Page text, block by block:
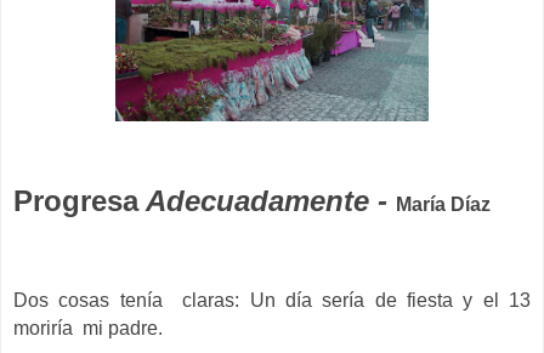
ProgresaAdecuadamente - María Díaz
Dos cosas tenía claras: Un día sería de fiesta y el 13
moriría mi padre.